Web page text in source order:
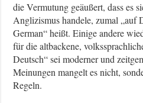
die Vermutung geäußert, dass es
Anglizismus handele, zumal „auf
German“ heißt. Einige andere
für die altbackene,
Deutsch“ sei moderner und
Meinungen mangelt es nicht,
Regeln.